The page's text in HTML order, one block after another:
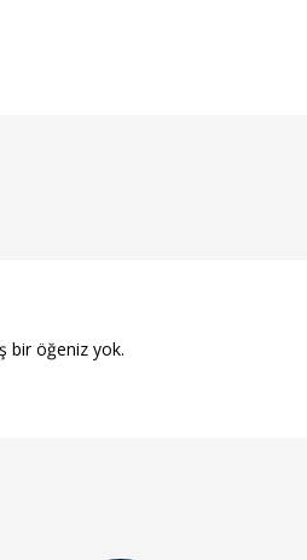
bir öğeniz yok.